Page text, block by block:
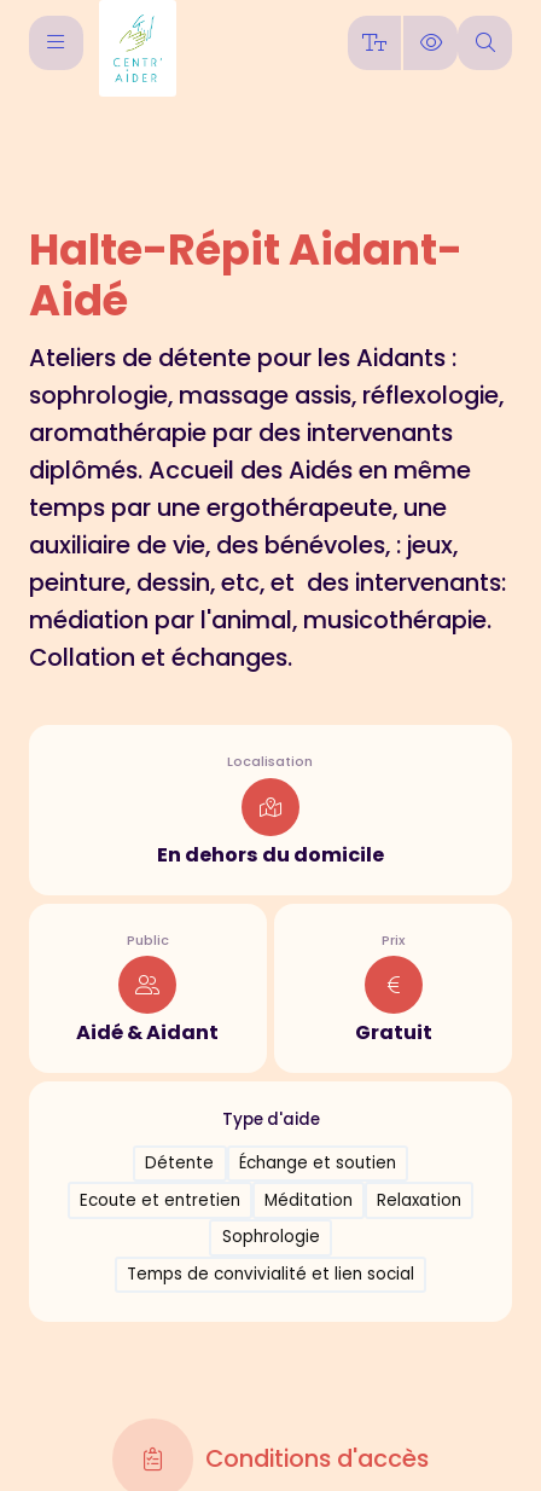
Halte-Répit Aidant-
Aidé
Ateliers de détente pour les Aidants :
sophrologie, massage assis, réflexologie,
aromathérapie par des intervenants
diplômés. Accueil des Aidés en même
temps par une ergothérapeute, une
auxiliaire de vie, des bénévoles, : jeux,
peinture, dessin, etc, et des intervenants:
médiation par l'animal, musicothérapie.
Collation et échanges.
Localisation
En dehors du domicile
Public
Aidé & Aidant
Prix
Gratuit
Type d'aide
Détente
Échange et soutien
Ecoute et entretien
Méditation
Relaxation
Sophrologie
Temps de convivialité et lien social
Conditions d'accès